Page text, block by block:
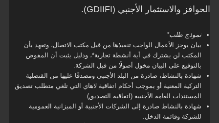
الحوافز والاستثمار الأجنبي (GDIIFI).
نموذج طلب*
بيان يوجز الأعمال الواجب تنفيذها من قبل مكتب الاتصال، وتعهد بأن
المكتب لن يشترك في أية أنشطة تجارية*، ودليل يثبت أن المفوض
بالتوقيع على البيان مخول أصولًا من قبل الشركة.
شهادة بالنشاط، صادرة من البلد الأجنبي ومصدقًا عليها من القنصلية
التركية المعنية أو بموجب أحكام اتفاقية لاهاي التي تلغي متطلب تصديق
المستندات العامة الأجنبية (اتفاقية التصديق).
شهادة بالنشاط صادرة إلى الشركات الأجنبية أو الميزانية العمومية
للشركة وقائمة الدخل.